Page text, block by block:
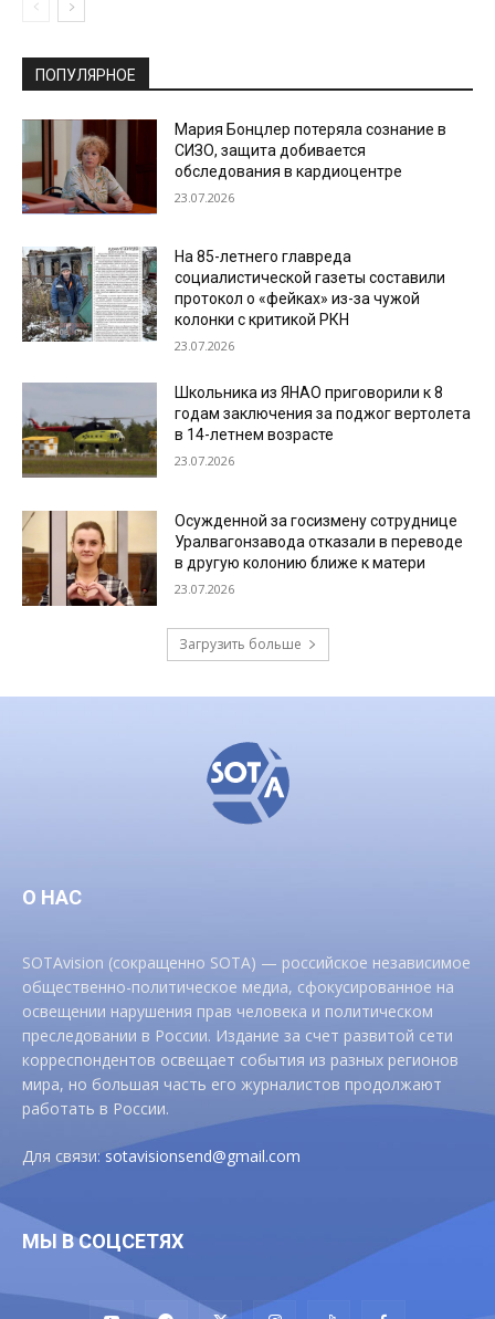
ПОПУЛЯРНОЕ
Мария Бонцлер потеряла сознание в
СИЗО, защита добивается
обследования в кардиоцентре
23.07.2026
На 85-летнего главреда
социалистической газеты составили
протокол о «фейках» из-за чужой
колонки с критикой РКН
23.07.2026
Школьника из ЯНАО приговорили к 8
годам заключения за поджог вертолета
в 14-летнем возрасте
23.07.2026
Осужденной за госизмену сотруднице
Уралвагонзавода отказали в переводе
в другую колонию ближе к матери
23.07.2026
Загрузить больше
О НАС
SOTAvision (сокращенно SOTA) — российское независимое
общественно-политическое медиа, сфокусированное на
освещении нарушения прав человека и политическом
преследовании в России. Издание за счет развитой сети
корреспондентов освещает события из разных регионов
мира, но большая часть его журналистов продолжают
работать в России.
Для связи:sotavisionsend@gmail.com
МЫ В СОЦСЕТЯХ